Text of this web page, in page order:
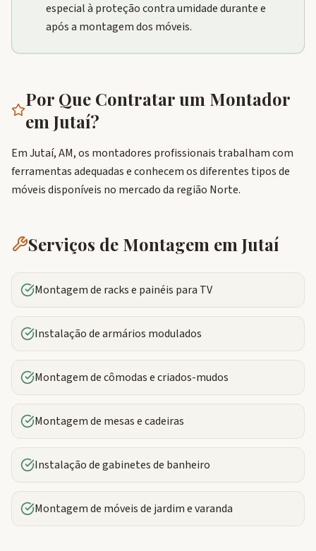
especial à proteção contra umidade durante e
após a montagem dos móveis.
Por Que Contratar um Montador
em Jutaí?
Em Jutaí, AM, os montadores profissionais trabalham com
ferramentas adequadas e conhecem os diferentes tipos de
móveis disponíveis no mercado da região Norte.
Serviços de Montagem em Jutaí
Montagem de racks e painéis para TV
Instalação de armários modulados
Montagem de cômodas e criados-mudos
Montagem de mesas e cadeiras
Instalação de gabinetes de banheiro
Montagem de móveis de jardim e varanda